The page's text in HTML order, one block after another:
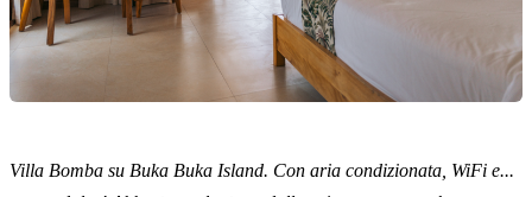
Villa Bomba su Buka Buka Island. Con aria condizionata, WiFi e...